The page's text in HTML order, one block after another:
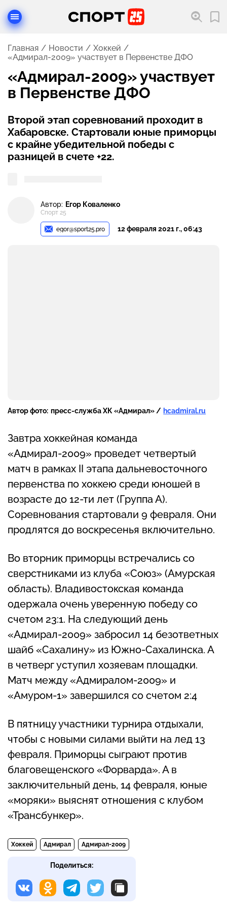
Главная Новости
Хоккей
«Адмирал-2009» участвует в Первенстве ДФО
«Адмирал-2009» участвует
в Первенстве ДФО
Второй этап соревнований проходит в
Хабаровске. Стартовали юные приморцы
с крайне убедительной победы с
разницей в счете +22.
Автор: Егор Коваленко
Спорт 25
egor@sport25.pro 12 февраля 2021 г., 06:43
Автор фото: пресс-служба ХК «Адмирал» / hcadmiral.ru
Завтра хоккейная команда
«Адмирал-2009» проведет четвертый
матч в рамках II этапа дальневосточного
первенства по хоккею среди юношей в
возрасте до 12-ти лет (Группа А).
Соревнования стартовали 9 февраля. Они
продлятся до воскресенья включительно.
Во вторник приморцы встречались со
сверстниками из клуба «Союз» (Амурская
область). Владивостокская команда
одержала очень уверенную победу со
счетом 23:1. На следующий день
«Адмирал-2009» забросил 14 безответных
шайб «Сахалину» из Южно-Сахалинска. А
в четверг уступил хозяевам площадки.
Матч между «Адмиралом-2009» и
«Амуром-1» завершился со счетом 2:4
В пятницу участники турнира отдыхали,
чтобы с новыми силами выйти на лед 13
февраля. Приморцы сыграют против
благовещенского «Форварда». А в
заключительный день, 14 февраля, юные
«моряки» выяснят отношения с клубом
«Трансбункер».
Хоккей Адмирал Адмирал-2009
Поделиться: